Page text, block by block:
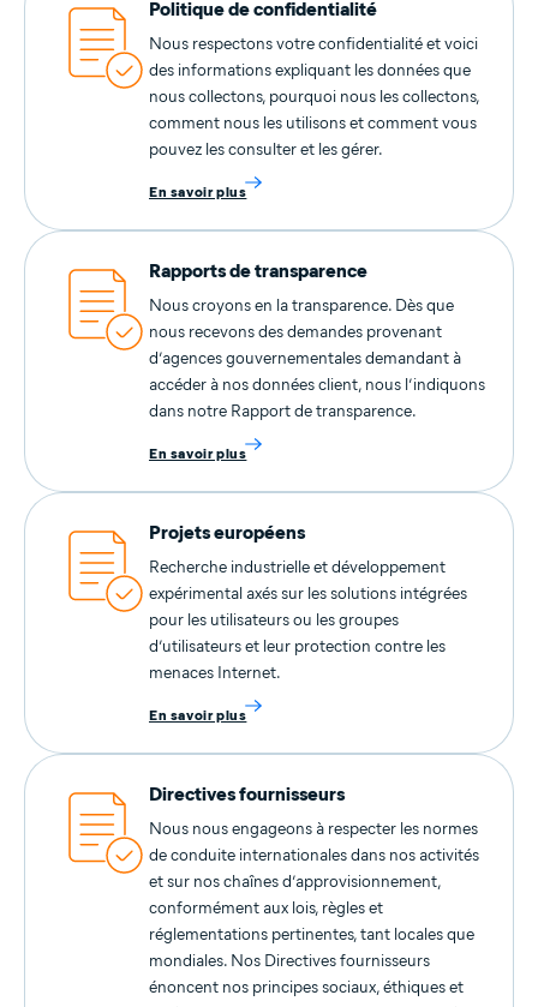
Politique de confidentialité
Nous respectons votre confidentialité et voici
des informations expliquant les données que
nous collectons, pourquoi nous les collectons,
comment nous les utilisons et comment vous
pouvez les consulter et les gérer.
En savoir plus
Rapports de transparence
Nous croyons en la transparence. Dès que
nous recevons des demandes provenant
d’agences gouvernementales demandant à
accéder à nos données client, nous l’indiquons
dans notre Rapport de transparence.
En savoir plus
Projets européens
Recherche industrielle et développement
expérimental axés sur les solutions intégrées
pour les utilisateurs ou les groupes
d’utilisateurs et leur protection contre les
menaces Internet.
En savoir plus
Directives fournisseurs
Nous nous engageons à respecter les normes
de conduite internationales dans nos activités
et sur nos chaînes d’approvisionnement,
conformément aux lois, règles et
réglementations pertinentes, tant locales que
mondiales. Nos Directives fournisseurs
énoncent nos principes sociaux, éthiques et